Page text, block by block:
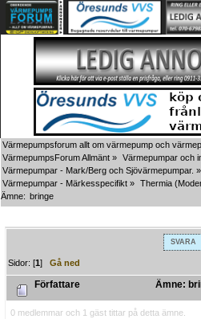
Värmepumpsforum allt om värmepump och
VärmepumpsForum Allmänt » Värmepumpar och
Värmepumpar - Mark/Berg och Sjövärmepumpar. »
Värmepumpar - Märkesspecifikt » Thermia
Ämne: bringe
SVARA
Sidor: [1]Gå ned
Författare Ämne:
0 medlemmar och 1 gäst tittar på detta ämne.